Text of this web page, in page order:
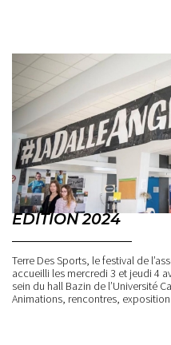
EDITION 2024
Terre Des Sports, le festival de
accueilli les mercredi 3 et jeudi 4
sein du hall Bazin de l’Université
Animations, rencontres,